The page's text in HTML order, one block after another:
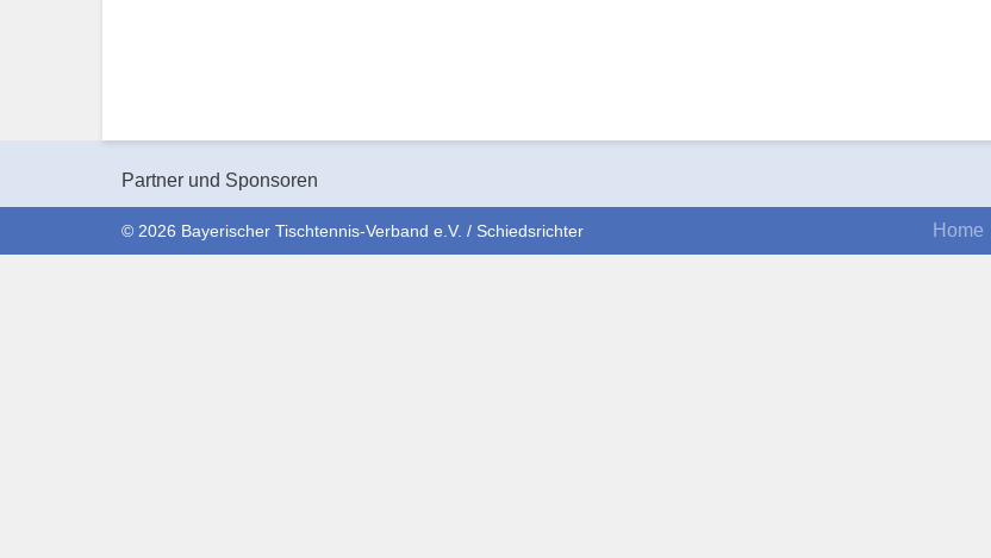
Partner und Sponsoren
Home
© 2026 Bayerischer Tischtennis-Verband e.V. / Schiedsrichter